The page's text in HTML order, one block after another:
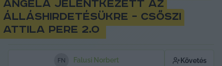
Angéla jelentkezett az
álláshirdetésükre – Csőszi
Attila pere 2.0
FN Falusi Norbert Követés